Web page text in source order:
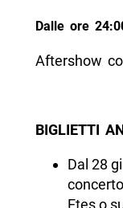
Dalle ore
Aftershow
BIGLIETTI
Dal 28
Etes o